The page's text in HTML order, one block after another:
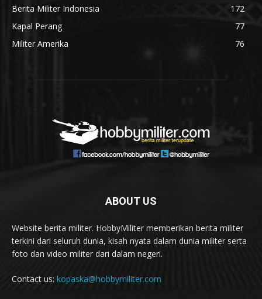
Berita Militer Indonesia
172
Kapal Perang
77
Militer Amerika
76
ABOUT US
Website berita militer. HobbyMiliter memberikan berita militer
terkini dari seluruh dunia, kisah nyata dalam dunia militer serta
foto dan video militer dari dalam negeri.
Contact us: kopaska@hobbymiliter.com